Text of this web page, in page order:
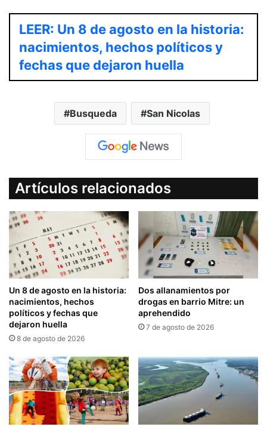
LEER: Un 8 de agosto en la historia:
nacimientos, hechos políticos y
fechas que dejaron huella
Busqueda San Nicolas
Artículos relacionados
Un 8 de agosto en la historia:
nacimientos, hechos
políticos y fechas que
dejaron huella
8 de agosto de 2026
Dos allanamientos por
drogas en barrio Mitre: un
aprehendido
7 de agosto de 2026